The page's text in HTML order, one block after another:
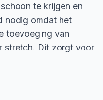
te krijgen en
nodig omdat het
toevoeging van
stretch. Dit zorgt voor